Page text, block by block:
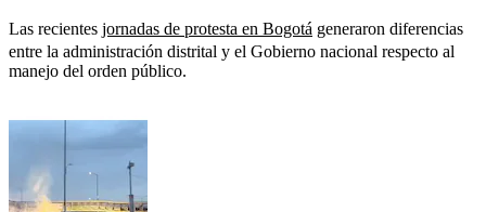
Las recientes jornadas de protesta en Bogotá generaron diferencias
entre la administración distrital y el Gobierno nacional respecto al
manejo del orden público.